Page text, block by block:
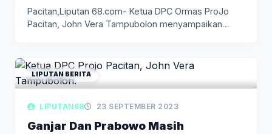
Pacitan,Liputan 68.com- Ketua DPC Ormas ProJo
Pacitan, John Vera Tampubolon menyampaikan
LIPUTAN BERITA
LIPUTAN68 23 SEPTEMBER 2023
Ganjar Dan Prabowo Masih